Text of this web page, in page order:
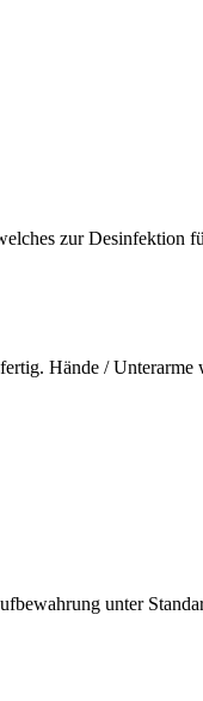
zur Desinfektion
Hände /
unter